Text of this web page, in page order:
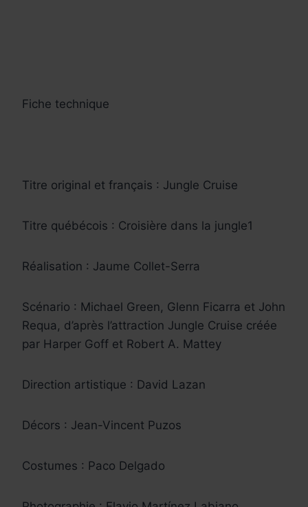
Fiche technique
Titre original et français : Jungle Cruise
Titre québécois : Croisière dans la jungle1
Réalisation : Jaume Collet-Serra
Scénario : Michael Green, Glenn Ficarra et John
Requa, d’après l’attraction Jungle Cruise créée
par Harper Goff et Robert A. Mattey
Direction artistique : David Lazan
Décors : Jean-Vincent Puzos
Costumes : Paco Delgado